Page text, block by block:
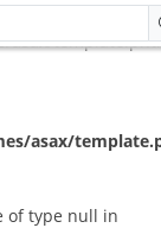
asax/
asax/
of type null in